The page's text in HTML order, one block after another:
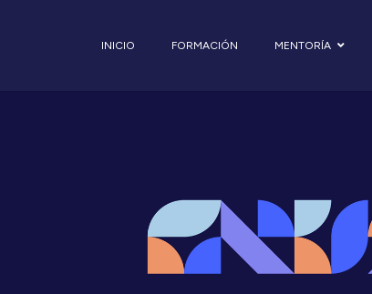
INICIO FORMACIÓN MENTORÍA